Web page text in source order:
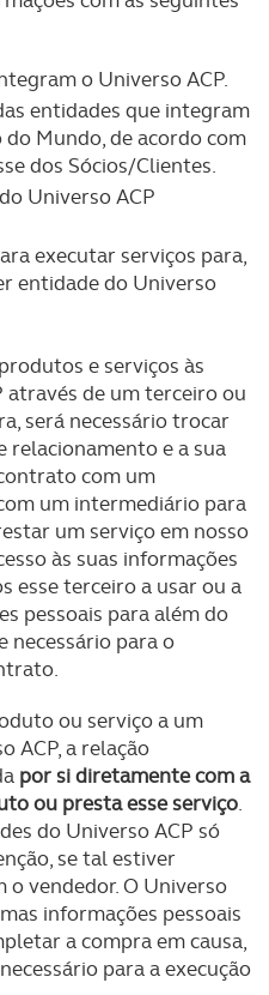
o Universo ACP.
entidades que integram
Mundo, de acordo com
dos Sócios/Clientes.
Universo ACP
executar serviços para,
entidade do Universo
e serviços às
através de um terceiro ou
será necessário trocar
relacionamento e a sua
com um
um intermediário para
um serviço em nosso
às suas informações
esse terceiro a usar ou a
pessoais para além do
necessário para o
ou serviço a um
ACP, a relação
por si diretamente com a
ou presta esse serviço.
do Universo ACP só
se tal estiver
o vendedor. O Universo
informações pessoais
a compra em causa,
para a execução